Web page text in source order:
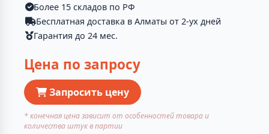
Более 15 складов по РФ
Бесплатная доставка в Алматы от 2-ух дней
Гарантия до 24 мес.
Цена по запросу
Запросить цену
* конечная цена зависит от особенностей товара и
количества штук в партии